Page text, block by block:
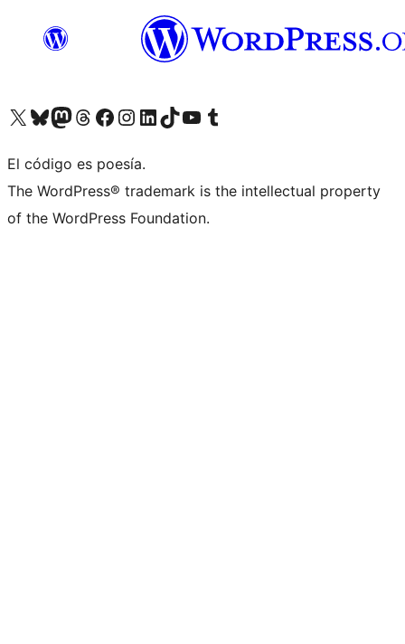
Visita nuestra cuenta de X (anteriormente Twitter)
Visita nuestra cuenta de Bluesky
Visita nuestra cuenta de Mastodon
Visita nuestra cuenta de Threads
Visita nuestra página de Facebook
Visita nuestra cuenta de Instagram
Visita nuestra cuenta de LinkedIn
Visita nuestra cuenta de TikTok
Visita nuestro canal de YouTube
Visita nuestra cuenta de Tumblr
El código es poesía.
The WordPress® trademark is the intellectual property
of the WordPress Foundation.